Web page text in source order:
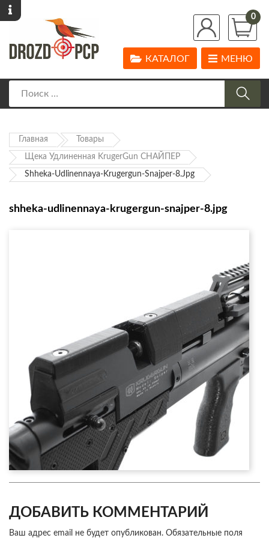
0
МЕНЮ
КАТАЛОГ
Главная Товары
Щека Удлиненная KrugerGun СНАЙПЕР
Shheka-Udlinennaya-Krugergun-Snajper-8.jpg
shheka-udlinennaya-krugergun-snajper-8.jpg
ДОБАВИТЬ КОММЕНТАРИЙ
Ваш адрес email не будет опубликован. Обязательные поля